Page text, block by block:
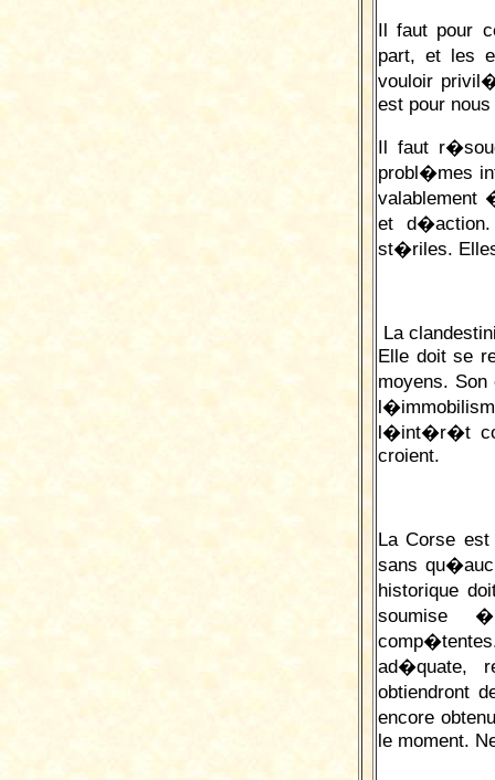
Il faut pour
part, et les
vouloir
est pour
Il faut
probl�mes
valablement
et
st�riles.
La
Elle doit se
moyens.
l�int�r�t
croient.
La Corse
sans
historique
soumise �
ad�quate,
obtiendront
encore
le moment.